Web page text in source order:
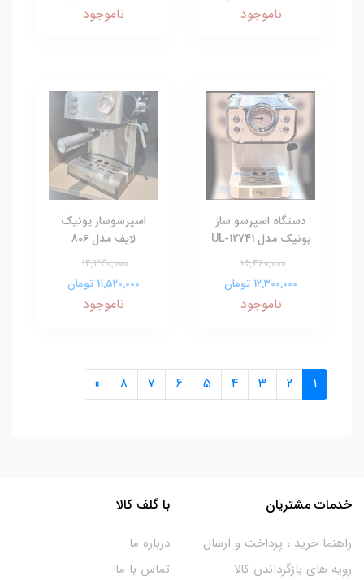
ناموجود ناموجود
دستگاه اسپرسو ساز
یونیک مدل UL-12741
15,460,000
12,300,000 تومان
ناموجود
اسپرسوساز یونیک
لایف مدل 806
14,340,000
11,520,000 تومان
ناموجود
1
2
3
4
5
6
7
8
»
خدمات مشتریان
راهنما خرید ، پرداخت و ارسال
رویه های بازگرداندن کالا
با گلف کالا
درباره ما
تماس با ما